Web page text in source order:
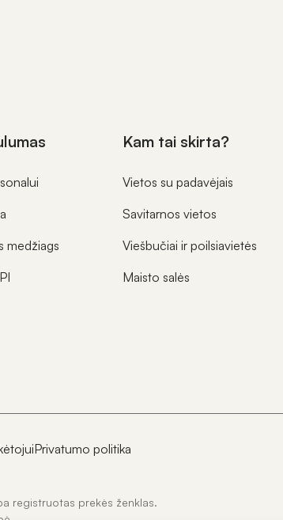
medžiags
Kam tai skirta?
Vietos su padavėjais
Savitarnos vietos
Viešbučiai ir poilsiavietės
Maisto salės
Privatumo politika
registruotas prekės ženklas.